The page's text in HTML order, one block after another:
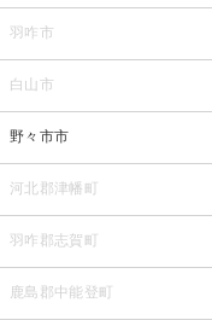
羽咋市
白山市
野々市市
河北郡津幡町
羽咋郡志賀町
鹿島郡中能登町